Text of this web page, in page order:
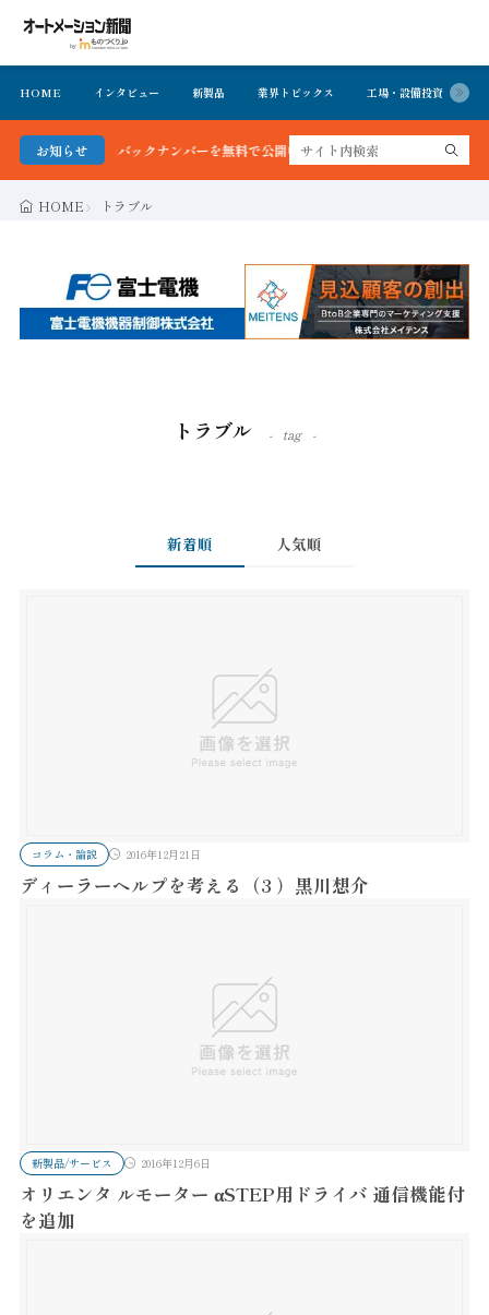
HOME インタビュー 新製品 業界トピックス 工場・設備投資
お知らせ
バックナンバーを無料で公開中 詳細はこちら
HOME トラブル
トラブル tag
新着順 人気順
コラム・論説 2016年12月21日
ディーラーヘルプを考える（3 ）黒川想介
新製品/サービス 2016年12月6日
オリエンタ ルモーター αSTEP用ドライバ 通信機能付
を追加